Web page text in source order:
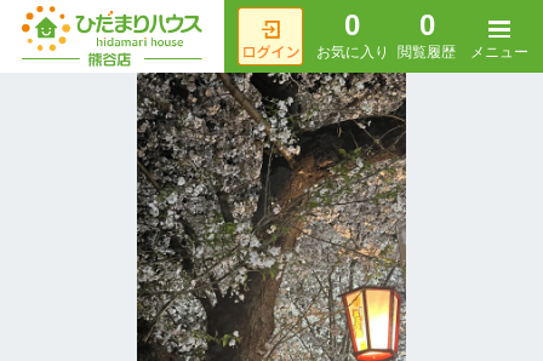
0
お気に入り
0
閲覧履歴 メニュー